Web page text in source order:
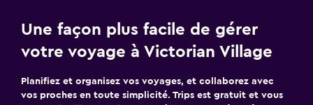
Une façon plus facile de gérer
votre voyage à Victorian Village
Planifiez et organisez vos voyages, et collaborez avec
vos proches en toute simplicité. Trips est gratuit et vous